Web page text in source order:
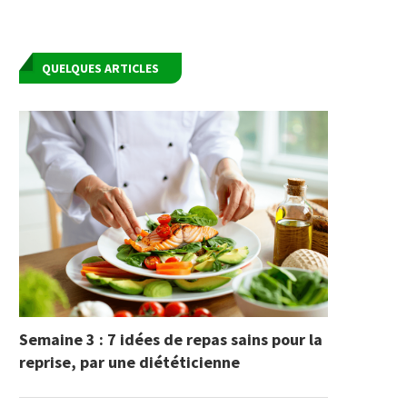
QUELQUES ARTICLES
Semaine 3 : 7 idées de repas sains pour la
reprise, par une diététicienne